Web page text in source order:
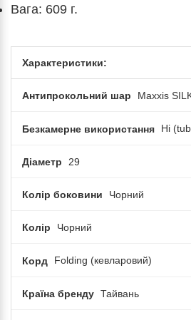
Вага: 609 г.
Характеристики:
Антипрокольний шар Maxxis
Безкамерне використання Ні
Діаметр 29
Колір боковини Чорний
Колір Чорний
Корд Folding (кевларовий)
Країна бренду Тайвань